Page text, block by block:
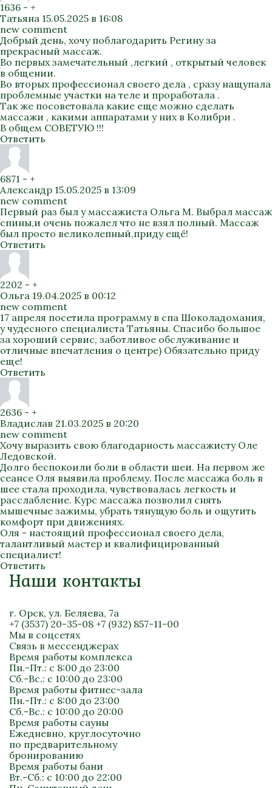
1636 - +
Татьяна 15.05.2025 в 16:08
new comment
Добрый день, хочу поблагодарить Регину за
прекрасный массаж.
Во первых замечательный ,легкий , открытый человек
в общении.
Во вторых профессионал своего дела , сразу нащупала
проблемные участки на теле и проработала .
Так же посоветовала какие еще можно сделать
массажи , какими аппаратами у них в Колибри .
В общем СОВЕТУЮ !!!
Ответить
6871 - +
Александр 15.05.2025 в 13:09
new comment
Первый раз был у массажиста Ольга М. Выбрал массаж
спины,и очень пожалел что не взял полный. Массаж
был просто великолепный,приду ещё!
Ответить
2202 - +
Ольга 19.04.2025 в 00:12
new comment
17 апреля посетила программу в спа Шоколадомания,
у чудесного специалиста Татьяны. Спасибо большое
за хороший сервис, заботливое обслуживание и
отличные впечатления о центре) Обязательно приду
еще!
Ответить
2636 - +
Владислав 21.03.2025 в 20:20
new comment
Хочу выразить свою благодарность массажисту Оле
Ледовской.
Долго беспокоили боли в области шеи. На первом же
сеансе Оля выявила проблему. После массажа боль в
шее стала проходила, чувствовалась легкость и
расслабление. Курс массажа позволил снять
мышечные зажимы, убрать тянущую боль и ощутить
комфорт при движениях.
Оля - настоящий профессионал своего дела,
талантливый мастер и квалифицированный
специалист!
Ответить
Наши контакты
г. Орск, ул. Беляева, 7а
+7 (3537) 20-35-08 +7 (932) 857-11-00
Мы в соцсетях
Связь в мессенджерах
Время работы комплекса
Пн.-Пт.: с 8:00 до 23:00
Сб.-Вс.: с 10:00 до 23:00
Время работы фитнес-зала
Пн.-Пт.: с 8:00 до 23:00
Сб.-Вс.: с 10:00 до 20:00
Время работы сауны
Ежедневно, круглосуточно
по предварительному
бронированию
Время работы бани
Вт.-Сб.: с 10:00 до 22:00